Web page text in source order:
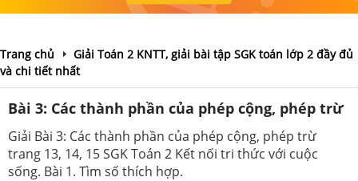
Trang chủ
Giải Toán 2 KNTT, giải bài tập SGK toán lớp 2 đầy đủ
và chi tiết nhất
Bài 3: Các thành phần của phép cộng, phép trừ
Giải Bài 3: Các thành phần của phép cộng, phép trừ
trang 13, 14, 15 SGK Toán 2 Kết nối tri thức với cuộc
sống. Bài 1. Tìm số thích hợp.